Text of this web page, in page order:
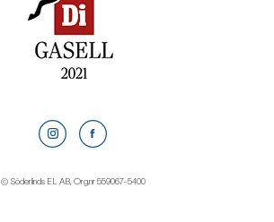
© Söderlinds EL AB, Org.nr 559067-5400